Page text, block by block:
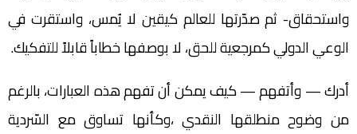
واستحقاق- ثم صدّرتها للعالم كيقين لا يُمس، واستقرت في
الوعي الدولي كمرجعية للحق، لا بوصفها خطاباً قابلاً للتفكيك.
أدرك — وأتفهم — كيف يمكن أن تفهم هذه العبارات، بالرغم
من وضوح منطلقها النقدي ،وكأنها تساوق مع السّردية